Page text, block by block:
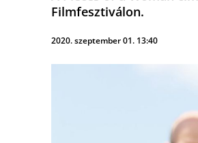
Filmfesztiválon.
2020. szeptember 01. 13:40